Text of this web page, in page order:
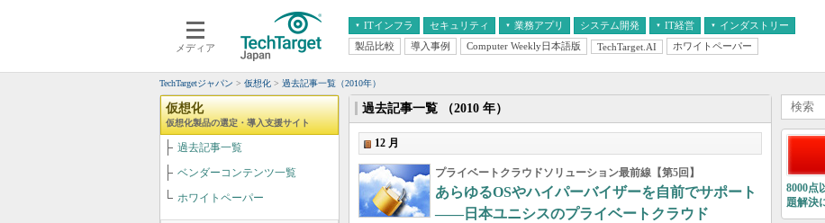
メディア
ITインフラ
クラウド
サーバ＆ストレージ
スマートモバイル
セキュリティ 業務アプリ
エンタープライズAI
ERP
データ分析
CX
情報系システム
システム開発 IT経営
経営とIT
インダストリー
医療IT
製品比較 導入事例 Computer Weekly日本語版 TechTarget.AI ホワイトペーパー
TechTargetジャパン 仮想化 過去記事一覧（2010年）
仮想化
仮想化製品の選定・導入支援サイト
過去記事一覧
ベンダーコンテンツ一覧
ホワイトペーパー
過去記事一覧 （2010 年）
12 月
プライベートクラウドソリューション最前線【第5回】
あらゆるOSやハイパーバイザーを自前でサポート
――日本ユニシスのプライベートクラウド
8000点
題解決